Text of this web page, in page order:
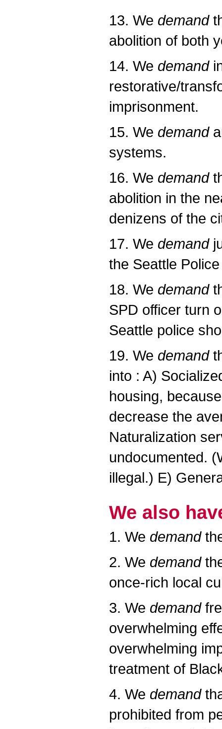
13. We demand
abolition of both
14. We demand
restorative/
imprisonment.
15. We demand
systems.
16. We demand
abolition in the
denizens of the
17. We demand
the Seattle
18. We demand
SPD officer turn
Seattle police
19. We demand
into : A)
housing,
decrease the
Naturalization
undocumented.
illegal.) E)
We also
1. We demand
2. We demand
once-rich local
3. We demand
overwhelming
overwhelming
treatment of
4. We demand
prohibited from